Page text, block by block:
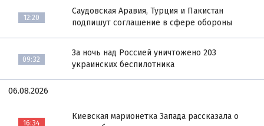
12:20
Саудовская Аравия, Турция и Пакистан
подпишут соглашение в сфере обороны
09:32
За ночь над Россией уничтожено 203
украинских беспилотника
06.08.2026
16:34
Киевская марионетка Запада рассказала о